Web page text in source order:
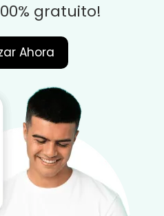
gratuito!
Ahora